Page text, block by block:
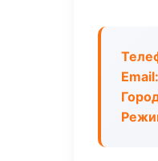
Email: